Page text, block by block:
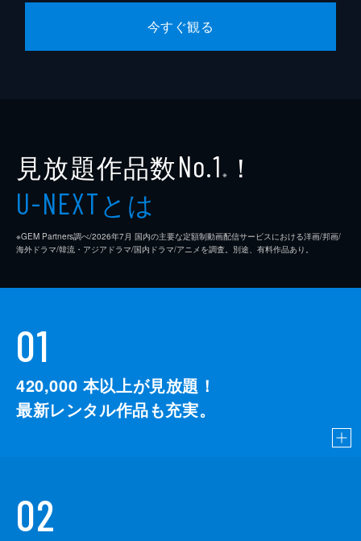
今すぐ観る
見放題作品数No.1 ※ ！
U-NEXTとは
※GEM Partners調べ/2026年7⽉ 国内の主要な定額制動画配信サービスにおける洋画/邦画/
海外ドラマ/韓流・アジアドラマ/国内ドラマ/アニメを調査。別途、有料作品あり。
01
420,000 本以上が見放題！
最新レンタル作品も充実。
02